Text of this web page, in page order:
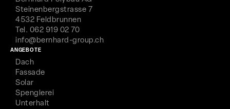
Steinenbergstrasse 7
4532 Feldbrunnen
Tel. 062 919 02 70
info@bernhard-group.ch
ANGEBOTE
Dach
Fassade
Solar
Spenglerei
Unterhalt